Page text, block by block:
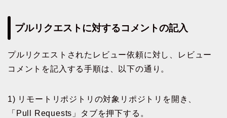
プルリクエストに対するコメントの記入
プルリクエストされたレビュー依頼に対し、レビュー
コメントを記入する手順は、以下の通り。
1) リモートリポジトリの対象リポジトリを開き、
「Pull Requests」タブを押下する。